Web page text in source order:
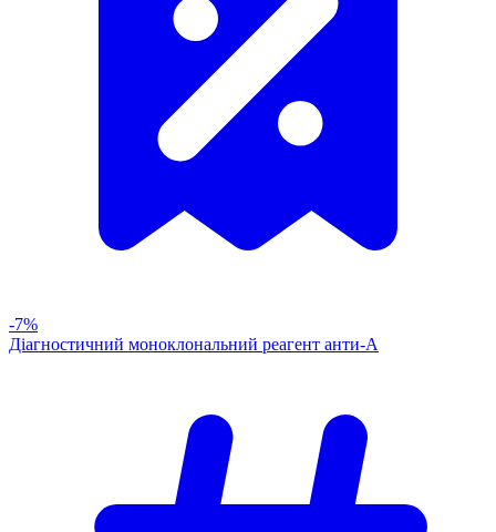
-7%
Діагностичний моноклональний реагент анти-А